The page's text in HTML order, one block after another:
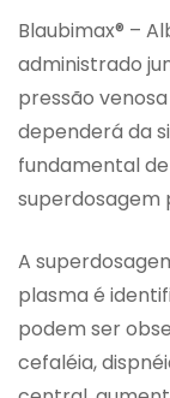
Blaubimax® –
administrado
pressão
dependerá da
fundamental
superdosagem
A
plasma é
podem ser
cefaléia,